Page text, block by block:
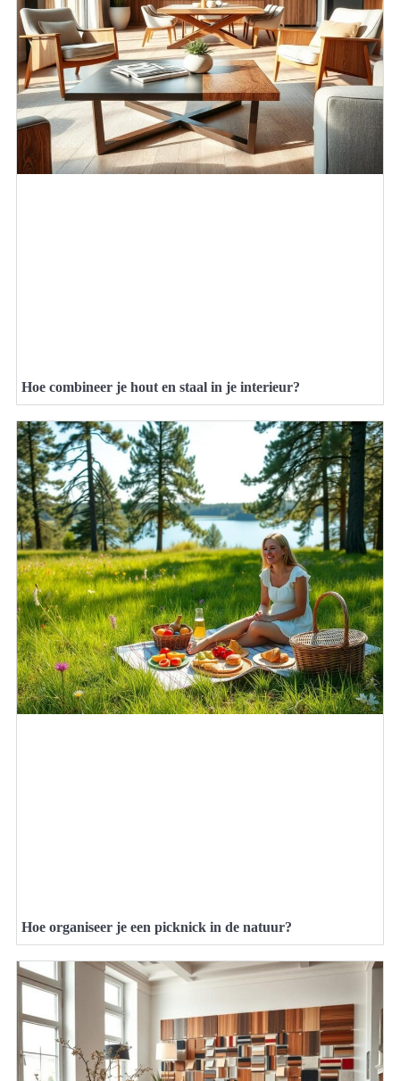
Hoe combineer je hout en staal in je interieur?
Hoe organiseer je een picknick in de natuur?